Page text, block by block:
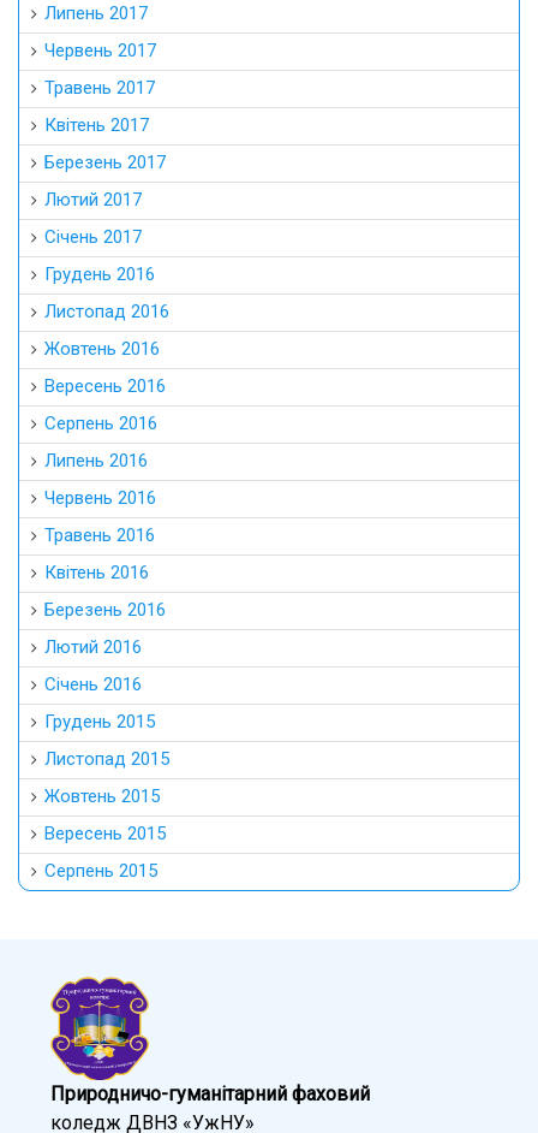
Липень 2017
Червень 2017
Травень 2017
Квітень 2017
Березень 2017
Лютий 2017
Січень 2017
Грудень 2016
Листопад 2016
Жовтень 2016
Вересень 2016
Серпень 2016
Липень 2016
Червень 2016
Травень 2016
Квітень 2016
Березень 2016
Лютий 2016
Січень 2016
Грудень 2015
Листопад 2015
Жовтень 2015
Вересень 2015
Серпень 2015
Природничо-гуманітарний фаховий
коледж ДВНЗ «УжНУ»